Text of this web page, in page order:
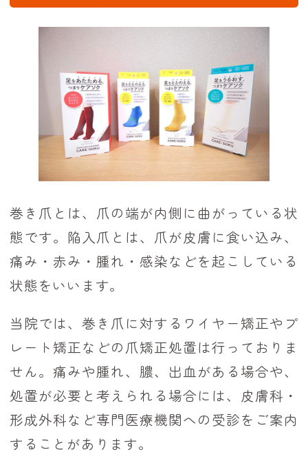
巻き爪とは、爪の端が内側に曲がっている状
態です。陥入爪とは、爪が皮膚に食い込み、
痛み・赤み・腫れ・感染などを起こしている
状態をいいます。
当院では、巻き爪に対するワイヤー矯正やプ
レート矯正などの爪矯正処置は行っておりま
せん。痛みや腫れ、膿、出血がある場合や、
処置が必要と考えられる場合には、皮膚科・
形成外科など専門医療機関への受診をご案内
することがあります。